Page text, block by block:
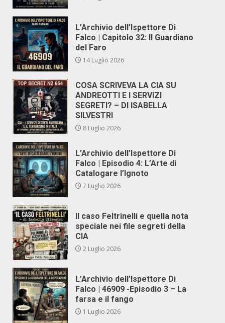
L’Archivio dell’Ispettore Di
Falco | Capitolo 32: Il Guardiano
del Faro
14 Luglio 2026
COSA SCRIVEVA LA CIA SU
ANDREOTTI E I SERVIZI
SEGRETI? – DI ISABELLA
SILVESTRI
8 Luglio 2026
L’Archivio dell’Ispettore Di
Falco | Episodio 4: L’Arte di
Catalogare l’Ignoto
7 Luglio 2026
Il caso Feltrinelli e quella nota
speciale nei file segreti della
CIA
2 Luglio 2026
L’Archivio dell’Ispettore Di
Falco | 46909 -Episodio 3 – La
farsa e il fango
1 Luglio 2026